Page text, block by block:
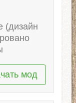
(дизайн
мод